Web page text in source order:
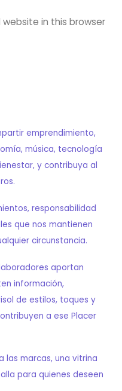
in this browser
emprendimiento,
música, tecnología
y contribuya al
responsabilidad
que nos mantienen
circunstancia.
aportan
información,
de estilos, toques y
a ese Placer
las marcas, una vitrina
para quienes deseen